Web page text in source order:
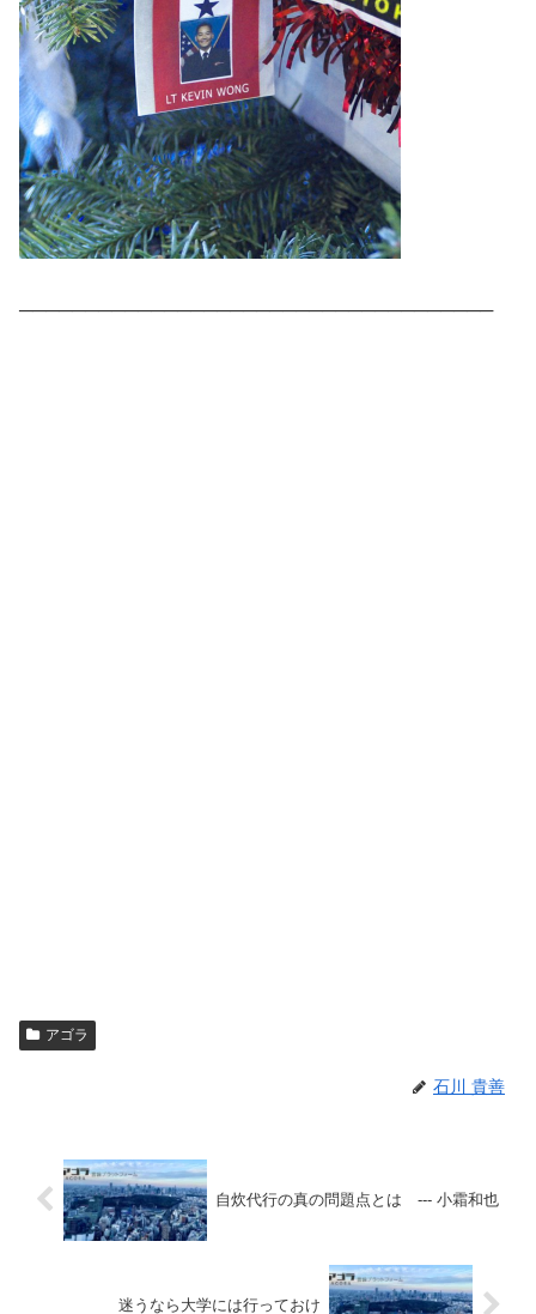
────────────────────────────────────
アゴラ
石川 貴善
自炊代行の真の問題点とは --- 小霜和也
迷うなら大学には行っておけ